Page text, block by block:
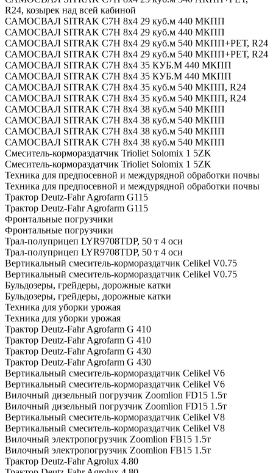
R24, козырек над всей кабиной
САМОСВАЛ SITRAK C7H 8x4 29 куб.м 440 МКПП
САМОСВАЛ SITRAK C7H 8x4 29 куб.м 440 МКПП
САМОСВАЛ SITRAK C7H 8x4 29 куб.м 540 МКПП+РЕТ, R24
САМОСВАЛ SITRAK C7H 8x4 29 куб.м 540 МКПП+РЕТ, R24
САМОСВАЛ SITRAK C7H 8x4 35 КУБ.М 440 МКПП
САМОСВАЛ SITRAK C7H 8x4 35 КУБ.М 440 МКПП
САМОСВАЛ SITRAK C7H 8x4 35 куб.м 540 МКПП, R24
САМОСВАЛ SITRAK C7H 8x4 35 куб.м 540 МКПП, R24
САМОСВАЛ SITRAK C7H 8x4 38 куб.м 540 МКПП
САМОСВАЛ SITRAK C7H 8x4 38 куб.м 540 МКПП
САМОСВАЛ SITRAK C7H 8x4 38 куб.м 540 МКПП
САМОСВАЛ SITRAK C7H 8x4 38 куб.м 540 МКПП
Смеситель-кормораздатчик Trioliet Solomix 1 5ZK
Смеситель-кормораздатчик Trioliet Solomix 1 5ZK
Техника для предпосевной и междурядной обработки почвы
Техника для предпосевной и междурядной обработки почвы
Трактор Deutz-Fahr Agrofarm G115
Трактор Deutz-Fahr Agrofarm G115
Фронтальные погрузчики
Фронтальные погрузчики
Трал-полуприцеп LYR9708TDP, 50 т 4 оси
Трал-полуприцеп LYR9708TDP, 50 т 4 оси
Вертикальный смеситель-кормораздатчик Celikel V0.75
Вертикальный смеситель-кормораздатчик Celikel V0.75
Бульдозеры, грейдеры, дорожные катки
Бульдозеры, грейдеры, дорожные катки
Техника для уборки урожая
Техника для уборки урожая
Трактор Deutz-Fahr Agrofarm G 410
Трактор Deutz-Fahr Agrofarm G 410
Трактор Deutz-Fahr Agrofarm G 430
Трактор Deutz-Fahr Agrofarm G 430
Вертикальный смеситель-кормораздатчик Celikel V6
Вертикальный смеситель-кормораздатчик Celikel V6
Вилочный дизельный погрузчик Zoomlion FD15 1.5т
Вилочный дизельный погрузчик Zoomlion FD15 1.5т
Вертикальный смеситель-кормораздатчик Celikel V8
Вертикальный смеситель-кормораздатчик Celikel V8
Вилочный электропогрузчик Zoomlion FB15 1.5т
Вилочный электропогрузчик Zoomlion FB15 1.5т
Трактор Deutz-Fahr Agrolux 4.80